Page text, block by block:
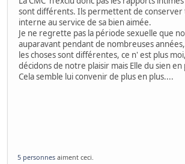
sont différents. Ils permettent de
interne au service de sa bien aimée.
Je ne regrette pas la période sexuelle que
auparavant pendant de nombreuses
les choses sont différentes, ce n' est plus
décidons de notre plaisir mais Elle du sien
Cela semble lui convenir de plus en plus....
5 personnes aiment ceci.